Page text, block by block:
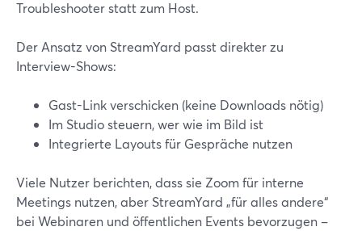
Troubleshooter statt zum Host.
Der Ansatz von StreamYard passt direkter zu
Interview-Shows:
Gast-Link verschicken (keine Downloads nötig)
Im Studio steuern, wer wie im Bild ist
Integrierte Layouts für Gespräche nutzen
Viele Nutzer berichten, dass sie Zoom für interne
Meetings nutzen, aber StreamYard „für alles andere“
bei Webinaren und öffentlichen Events bevorzugen –